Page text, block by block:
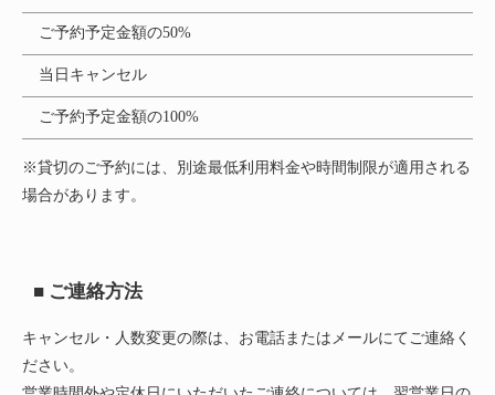
ご予約予定金額の50%
当日キャンセル
ご予約予定金額の100%
※貸切のご予約には、別途最低利用料金や時間制限が適用される
場合があります。
■ ご連絡方法
キャンセル・人数変更の際は、お電話またはメールにてご連絡く
ださい。